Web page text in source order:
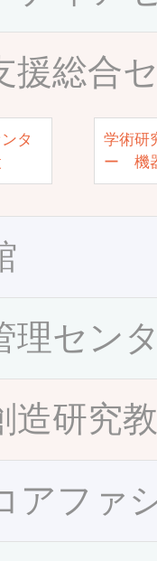
援総合
タ
学術研
ー 機
理セン
造研究
アファ